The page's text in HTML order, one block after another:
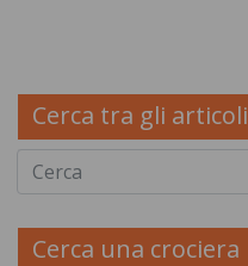
Cerca tra gli articoli
Cerca una crociera